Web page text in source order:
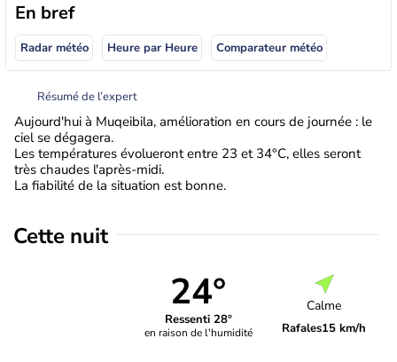
En bref
Radar météo Heure par Heure Comparateur météo
Résumé de l’expert
Aujourd'hui à Muqeibila, amélioration en cours de journée : le
ciel se dégagera.
Les températures évolueront entre 23 et 34°C, elles seront
très chaudes l'après-midi.
La fiabilité de la situation est bonne.
Cette nuit
24°
Ressenti 28°
en raison de l'humidité
Calme
Rafales15 km/h